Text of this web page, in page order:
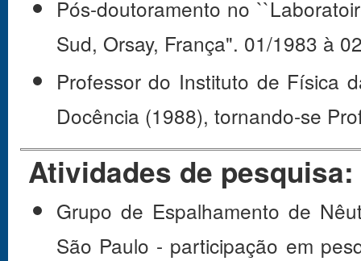
Pós-doutoramento no
Sud, Orsay, França". 01/1983 à
Professor do Instituto de Física
Docência (1988), tornando-se
Atividades de pesquisa:
Grupo de Espalhamento de
São Paulo - participação em